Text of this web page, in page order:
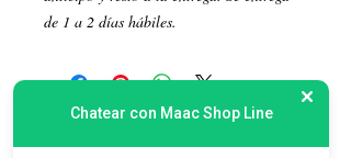
de 1 a 2 días hábiles.
Chatear con Maac Shop Line